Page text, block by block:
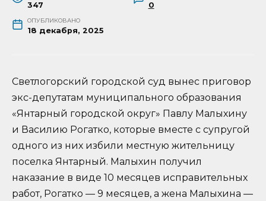
347 0
ОПУБЛИКОВАНО
18 декабря, 2025
Светлогорский городской суд вынес приговор
экс-депутатам муниципального образования
«Янтарный городской округ» Павлу Малыхину
и Василию Рогатко, которые вместе с супругой
одного из них избили местную жительницу
поселка Янтарный. Малыхин получил
наказание в виде 10 месяцев исправительных
работ, Рогатко — 9 месяцев, а жена Малыхина —